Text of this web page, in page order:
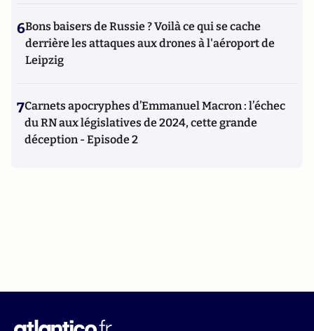
6Bons baisers de Russie ? Voilà ce qui se cache
derrière les attaques aux drones à l'aéroport de
Leipzig
7Carnets apocryphes d’Emmanuel Macron : l’échec
du RN aux législatives de 2024, cette grande
déception - Episode 2